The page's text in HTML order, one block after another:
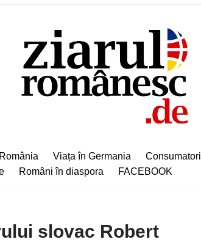
România Viața în Germania Consumatori
Români în diaspora FACEBOOK
slovac Robert